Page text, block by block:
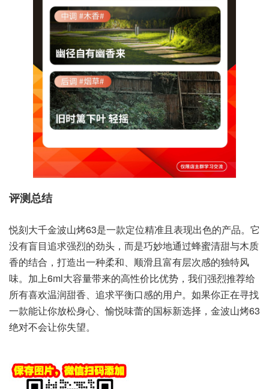
评测总结
悦刻大千金波山烤63是一款定位精准且表现出色的产品。它
没有盲目追求强烈的劲头，而是巧妙地通过蜂蜜清甜与木质
香的结合，打造出一种柔和、顺滑且富有层次感的独特风
味。加上6ml大容量带来的高性价比优势，我们强烈推荐给
所有喜欢温润甜香、追求平衡口感的用户。如果你正在寻找
一款能让你放松身心、愉悦味蕾的国标新选择，金波山烤63
绝对不会让你失望。